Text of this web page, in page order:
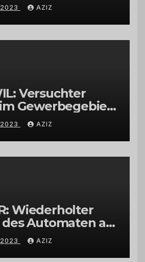
AZIZ
Versuchter
Gewerbegebiet
AZIZ
Wiederholter
Automaten am
in
am Labachweg
AZIZ